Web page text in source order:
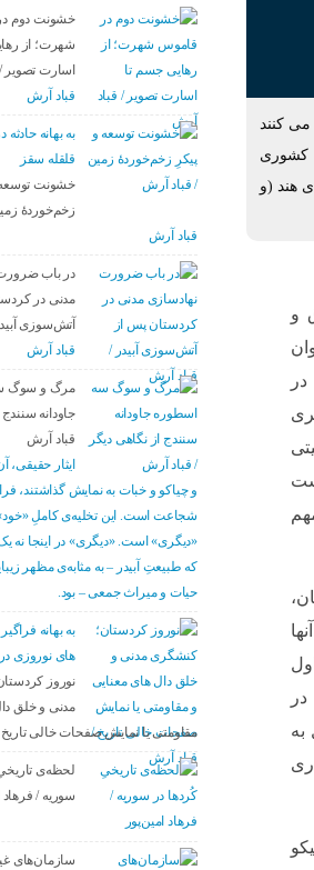
کنند
که کشوری
هند (و
و
عنوان
به
خشونت دوم
شهرت؛ از
اسارت تصویر
قباد آرش
بە بهانه
قلقله سقز
خشونت توسعه
زخم‌خوردهٔ
قباد آرش
در باب
مدنی در
آتش‌سوزی
قباد آرش
مرگ و سوگ
جاودانه
قباد آرش
ایثار حقیقی،
و چیاکو و خبات به نمایش گذاشتند،
شجاعت است. این تخلیه‌ی کاملِ
«دیگری» است. «دیگری» در اینجا نه
که طبیعتِ آبیدر – به مثابه‌ی مظهر
حیات و میراث جمعی – بود.
به بهانه
های نوروزی
نوروز
مدنی و خلق
مقاومتی یا نمایش صفحات خالی
لحظه‌ی
سوریه / فرهاد
سازمان‌های